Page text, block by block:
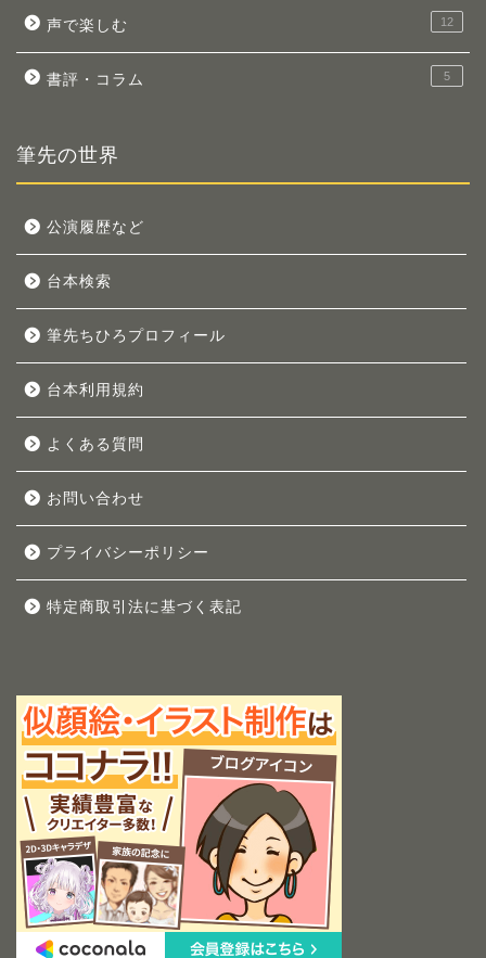
声で楽しむ 12
書評・コラム 5
筆先の世界
公演履歴など
台本検索
筆先ちひろプロフィール
台本利用規約
よくある質問
お問い合わせ
プライバシーポリシー
特定商取引法に基づく表記